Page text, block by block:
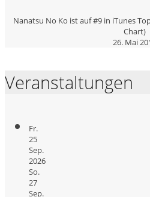
Nanatsu No Ko ist auf #9 in iTunes
Chart)
26. Mai
Veranstaltungen
Fr.
25
Sep.
2026
So.
27
Sep.